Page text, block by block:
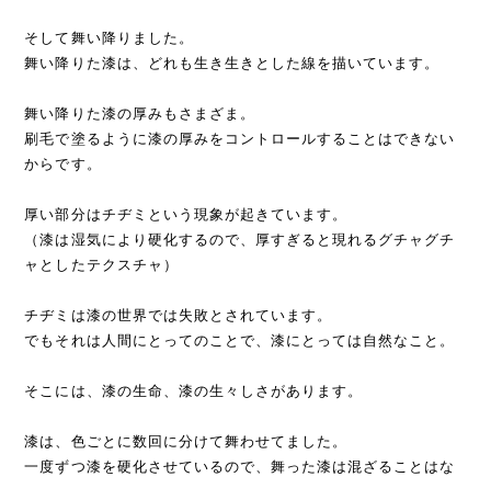
そして舞い降りました。
舞い降りた漆は、どれも生き生きとした線を描いています。
舞い降りた漆の厚みもさまざま。
刷毛で塗るように漆の厚みをコントロールすることはできない
からです。
厚い部分はチヂミという現象が起きています。
（漆は湿気により硬化するので、厚すぎると現れるグチャグチ
ャとしたテクスチャ）
チヂミは漆の世界では失敗とされています。
でもそれは人間にとってのことで、漆にとっては自然なこと。
そこには、漆の生命、漆の生々しさがあります。
漆は、色ごとに数回に分けて舞わせてました。
一度ずつ漆を硬化させているので、舞った漆は混ざることはな